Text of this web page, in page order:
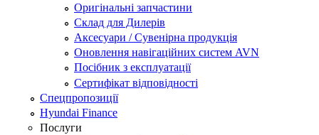
Оригінальні запчастини
Склад для Дилерів
Аксесуари / Сувенірна продукція
Оновлення навігаційних систем AVN
Посібник з експлуатації
Сертифікат відповідності
Спецпропозиції
Hyundai Finance
Послуги